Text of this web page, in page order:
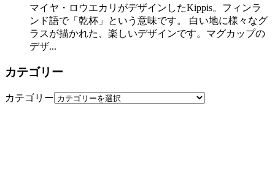
マイヤ・ロウエカリがデザインしたKippis。フィンラ
ンド語で「乾杯」という意味です。 白い地に様々なグ
ラスが描かれた、楽しいデザインです。マグカップの
デザ...
カテゴリー
カテゴリー